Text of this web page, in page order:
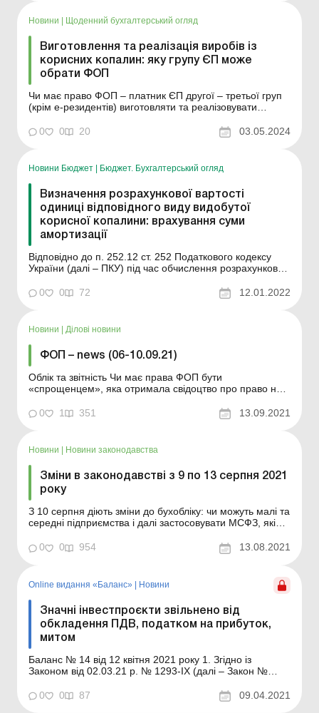
Новини | Щоденний бухгалтерський огляд
Виготовлення та реалізація виробів із
корисних копалин: яку групу ЄП може
обрати ФОП
Чи має право ФОП – платник ЄП другої – третьої груп
(крім е-резидентів) виготовляти та реалізовувати
291.5.1 Податкового кодексу (далі – ПК) не можуть бути
платниками єдиного податку другої – третьої груп
0 0 20 03.05.2024
Новини Бюджет | Бюджет. Бухгалтерський огляд
Визначення розрахункової вартості
одиниці відповідного виду видобутої
корисної копалини: врахування суми
амортизації
Відповідно до п. 252.12 ст. 252 Податкового кодексу
України (далі – ПКУ) під час обчислення розрахункової
підприємства – видобутої корисної копалини
(мінеральної сировини) також враховуються: сума
0 0 72 12.01.2022
Новини Ділові новини
ФОП – news (06-10.09.21)
Облік та звітність Чи має права ФОП бути
«спрощенцем», яка отримала свідоцтво про право на
четвертого ст. 3 Закону № 3425 нотаріусу заборонено
займатися підприємницькою та адвокатською
об&...
0 1 351 13.09.2021
Новини Новини законодавства
Зміни в законодавстві з 9 по 13 серпня 2021
року
З 10 серпня діють зміни до бухобліку: чи можуть малі та
середні підприємства і далі застосовувати МСФЗ, які
Мінфін наказом від 09.07.21 р. № 385 затвердив зміни
до Положення про первинні документи та деяких
0 0 954 13.08.2021
Online видання «Баланс» | Новини
Значні інвестпроєкти звільнено від
обкладення ПДВ, податком на прибуток,
митом
Баланс № 14 від 12 квітня 2021 року 1. Згідно із
Законом від 02.03.21 р. № 1293-IX (далі – Закон №
нормами, якими тимчасово, до 01.01.35 р.,
0 0 87 09.04.2021